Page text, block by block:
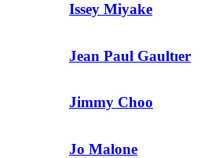
Issey Miyake
Jean Paul Gaultıer
Jimmy Choo
Jo Malone